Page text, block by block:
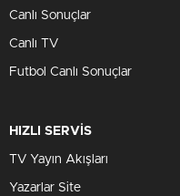
Canlı Sonuçlar
Canlı TV
Futbol Canlı Sonuçlar
HIZLI SERVİS
TV Yayın Akışları
Yazarlar Site